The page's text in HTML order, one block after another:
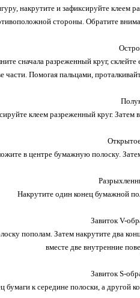
накрутите и зафиксируйте клеем
стороны. Обратите
сначала разреженный круг,
части. Помогая пальцами,
клеем разреженный круг.
в центре бумажную полоску.
Накрутите один конец бумажной
Завиток V-
пополам. Затем накрутите два
вместе две внутренние
Завиток S-
бумаги к середине полоски, а другой